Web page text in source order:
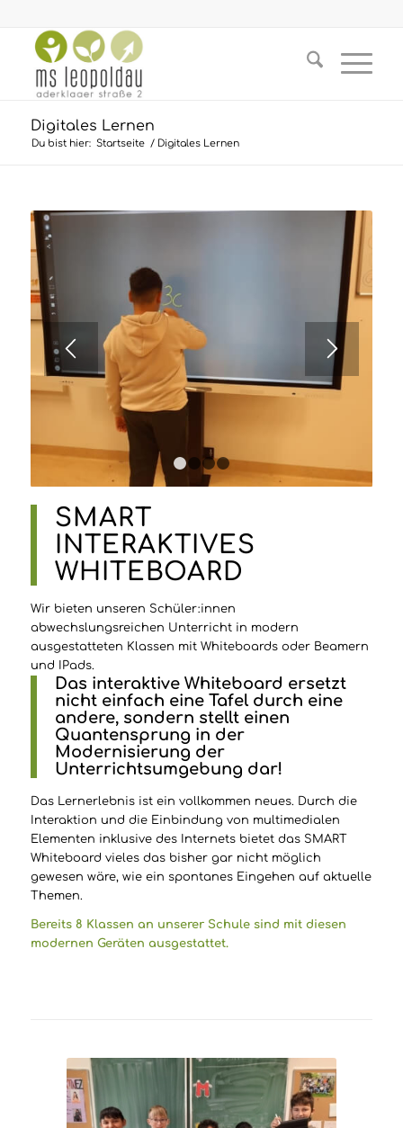
Digitales Lernen
Du bist hier: Startseite / Digitales Lernen
SMART
INTERAKTIVES
WHITEBOARD
Wir bieten unseren Schüler:innen
abwechslungsreichen Unterricht in modern
ausgestatteten Klassen mit Whiteboards oder Beamern
und IPads.
Das interaktive Whiteboard ersetzt
nicht einfach eine Tafel durch eine
andere, sondern stellt einen
Quantensprung in der
Modernisierung der
Unterrichtsumgebung dar!
Das Lernerlebnis ist ein vollkommen neues. Durch die
Interaktion und die Einbindung von multimedialen
Elementen inklusive des Internets bietet das SMART
Whiteboard vieles das bisher gar nicht möglich
gewesen wäre, wie ein spontanes Eingehen auf aktuelle
Themen.
Bereits 8 Klassen an unserer Schule sind mit diesen
modernen Geräten ausgestattet.